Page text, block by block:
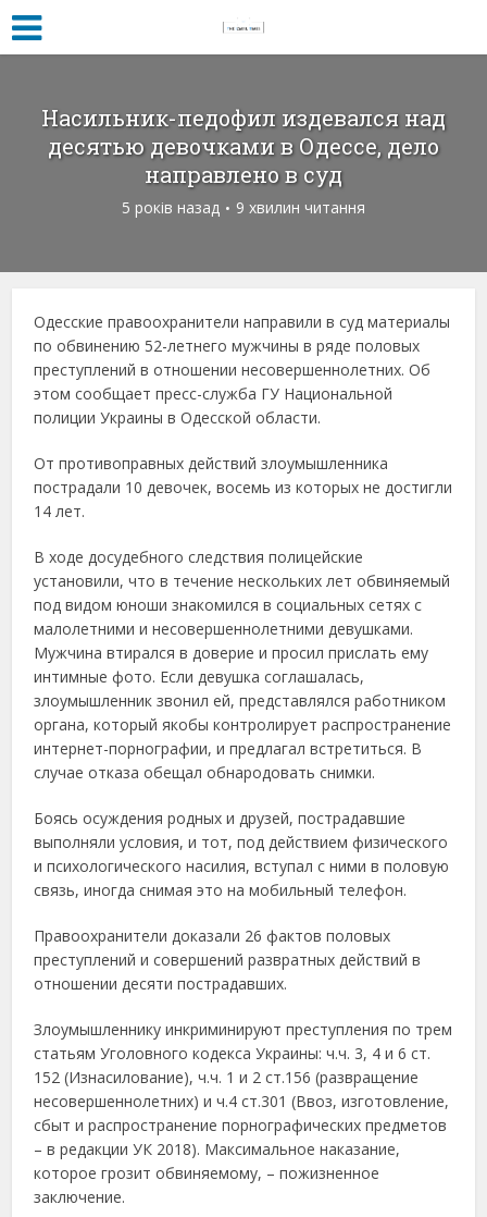
Насильник-педофил издевался над
десятью девочками в Одессе, дело
направлено в суд
5 років назад 9 хвилин читання
Одесские правоохранители направили в суд материалы
по обвинению 52-летнего мужчины в ряде половых
преступлений в отношении несовершеннолетних. Об
этом сообщает пресс-служба ГУ Национальной
полиции Украины в Одесской области.
От противоправных действий злоумышленника
пострадали 10 девочек, восемь из которых не достигли
14 лет.
В ходе досудебного следствия полицейские
установили, что в течение нескольких лет обвиняемый
под видом юноши знакомился в социальных сетях с
малолетними и несовершеннолетними девушками.
Мужчина втирался в доверие и просил прислать ему
интимные фото. Если девушка соглашалась,
злоумышленник звонил ей, представлялся работником
органа, который якобы контролирует распространение
интернет-порнографии, и предлагал встретиться. В
случае отказа обещал обнародовать снимки.
Боясь осуждения родных и друзей, пострадавшие
выполняли условия, и тот, под действием физического
и психологического насилия, вступал с ними в половую
связь, иногда снимая это на мобильный телефон.
Правоохранители доказали 26 фактов половых
преступлений и совершений развратных действий в
отношении десяти пострадавших.
Злоумышленнику инкриминируют преступления по трем
статьям Уголовного кодекса Украины: ч.ч. 3, 4 и 6 ст.
152 (Изнасилование), ч.ч. 1 и 2 ст.156 (развращение
несовершеннолетних) и ч.4 ст.301 (Ввоз, изготовление,
сбыт и распространение порнографических предметов
– в редакции УК 2018). Максимальное наказание,
которое грозит обвиняемому, – пожизненное
заключение.